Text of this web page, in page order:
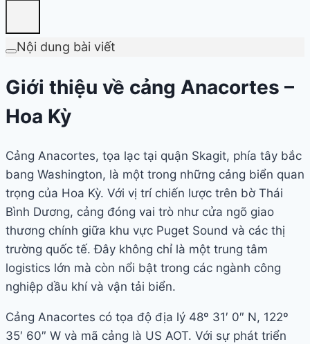
Nội dung bài viết
Giới thiệu về cảng Anacortes –
Hoa Kỳ
Cảng Anacortes, tọa lạc tại quận Skagit, phía tây bắc
bang Washington, là một trong những cảng biển quan
trọng của Hoa Kỳ. Với vị trí chiến lược trên bờ Thái
Bình Dương, cảng đóng vai trò như cửa ngõ giao
thương chính giữa khu vực Puget Sound và các thị
trường quốc tế. Đây không chỉ là một trung tâm
logistics lớn mà còn nổi bật trong các ngành công
nghiệp dầu khí và vận tải biển.
Cảng Anacortes có tọa độ địa lý 48º 31′ 0″ N, 122º
35′ 60″ W và mã cảng là US AOT. Với sự phát triển